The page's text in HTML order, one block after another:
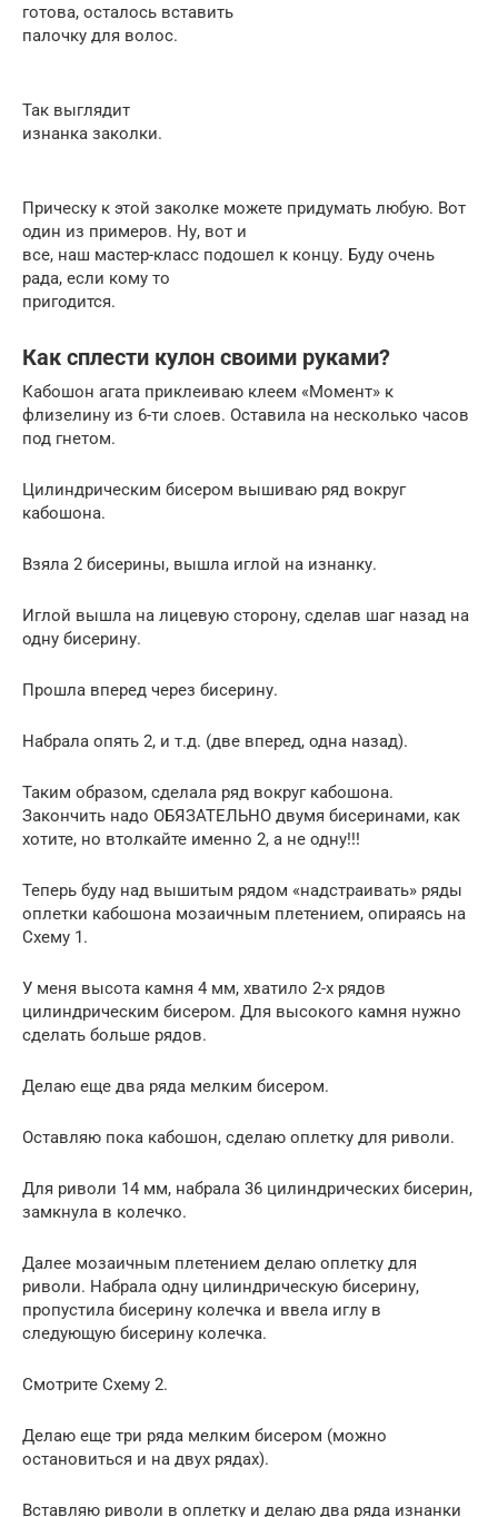
готова, осталось вставить
палочку для волос.
Так выглядит
изнанка заколки.
Прическу к этой заколке можете придумать любую. Вот
один из примеров. Ну, вот и
все, наш мастер-класс подошел к концу. Буду очень
рада, если кому то
пригодится.
Как сплести кулон своими руками?
Кабошон агата приклеиваю клеем «Момент» к
флизелину из 6-ти слоев. Оставила на несколько часов
под гнетом.
Цилиндрическим бисером вышиваю ряд вокруг
кабошона.
Взяла 2 бисерины, вышла иглой на изнанку.
Иглой вышла на лицевую сторону, сделав шаг назад на
одну бисерину.
Прошла вперед через бисерину.
Набрала опять 2, и т.д. (две вперед, одна назад).
Таким образом, сделала ряд вокруг кабошона.
Закончить надо ОБЯЗАТЕЛЬНО двумя бисеринами, как
хотите, но втолкайте именно 2, а не одну!!!
Теперь буду над вышитым рядом «надстраивать» ряды
оплетки кабошона мозаичным плетением, опираясь на
Схему 1.
У меня высота камня 4 мм, хватило 2-х рядов
цилиндрическим бисером. Для высокого камня нужно
сделать больше рядов.
Делаю еще два ряда мелким бисером.
Оставляю пока кабошон, сделаю оплетку для риволи.
Для риволи 14 мм, набрала 36 цилиндрических бисерин,
замкнула в колечко.
Далее мозаичным плетением делаю оплетку для
риволи. Набрала одну цилиндрическую бисерину,
пропустила бисерину колечка и ввела иглу в
следующую бисерину колечка.
Смотрите Схему 2.
Делаю еще три ряда мелким бисером (можно
остановиться и на двух рядах).
Вставляю риволи в оплетку и делаю два ряда изнанки